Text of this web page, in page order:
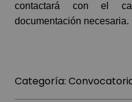
contactará con el
documentación necesaria.
Categoría: